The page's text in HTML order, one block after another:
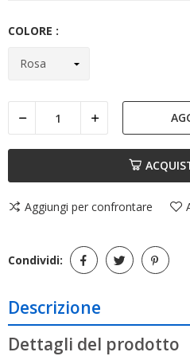
COLORE :
Aggiungi per confrontare
Condividi:
Descrizione
Dettagli del prodotto